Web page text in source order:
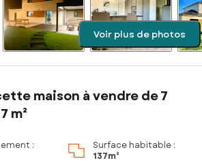
Voir plus de photos
maison à vendre de 7
m²
:
Surface habitable :
137m²